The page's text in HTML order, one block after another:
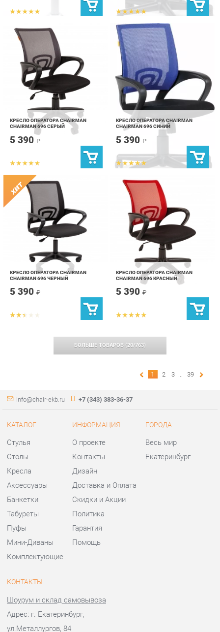
КРЕСЛО ОПЕРАТОРА CHAIRMAN
CHAIRMAN 696 СЕРЫЙ
5 390₽
КРЕСЛО ОПЕРАТОРА CHAIRMAN
CHAIRMAN 696 СИНИЙ
5 390₽
КРЕСЛО ОПЕРАТОРА CHAIRMAN
CHAIRMAN 696 ЧЕРНЫЙ
5 390₽
КРЕСЛО ОПЕРАТОРА CHAIRMAN
CHAIRMAN 696 КРАСНЫЙ
5 390₽
БОЛЬШЕ ТОВАРОВ(20/763)
Кресла
Аксессуары
Банкетки
Табуреты
Пуфы
Мини-Диваны
ИНФОРМАЦИЯ
Дизайн
Доставка и Оплата
Скидки и Акции
Политика
Гарантия
Помощь
ГОРОДА
Весь мир
КОНТАКТЫ
ул.Металлургов, 84
Телефон: +7 (343) 383-36-37
Отправить сообщение